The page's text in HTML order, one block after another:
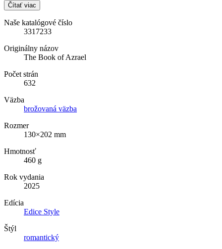
Čítať viac
Naše katalógové číslo
3317233
Originálny názov
The Book of Azrael
Počet strán
632
Väzba
brožovaná väzba
Rozmer
130×202 mm
Hmotnosť
460 g
Rok vydania
2025
Edícia
Edice Style
Štýl
romantický